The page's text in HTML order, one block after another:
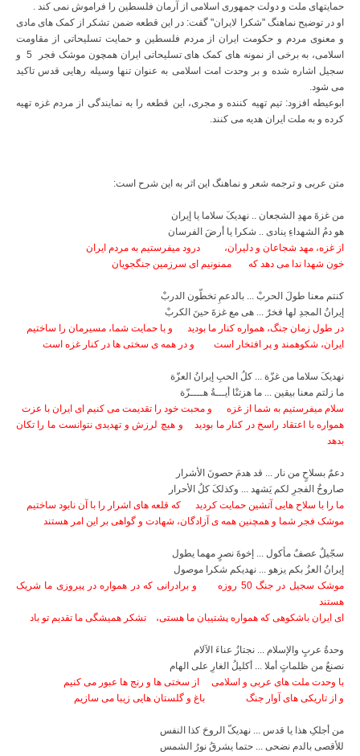
حمایتهای ملت و دولت جمهوری اسلامی از آرمان فلسطین را فراموش نمی کند.
او در توضیح نماهنگ "شکرا لایران" گفت: در این قطعه ضمن تشکر از کمک های مادی
و معنوی مردم و حکومت ایران از مردم فلسطین و حمایت تسلیحاتی از مقاومت
اسلامی، به برخی از نمونه های کمک های تسلیحاتی ایران همچون موشک فجر 5 و
سجیل اشاره شده و بر وحدت امت اسلامی به عنوان تنها وسیله رهایی قدس تاکید
می شود.
ابوعیطه افزود: تیم تهیه کننده و مجری، این قطعه را به نمایندگی از مردم غزه تهیه
کرده و به ملت ایران هدیه می کنند.
متن عربی و ترجمه شعر و نماهنگ این اثر به این شرح است:
من غزةَ مهدِ الشجعان .. نهدیکَ سلاما یا إیران
هو دمُ الشهداءِ ینادی .. شکرا یا أرضَ الفرسان
از غزه، مهد شجاعان و دلیران،
درود میفرستیم به مردم ایران
خون شهدا ندا می دهد که
ممنونیم ای سرزمین جنگجویان
کنتم معنا طولَ الحربْ ... بالدعمِ تخطّون الدربْ
إیرانُ المجدِ لها فخرٌ ... هی مع غزةَ حینَ الکربْ
در طول زمان جنگ، همواره کنار ما بودید
و با حمایت شما، مسیرمان را ساختیم
ایران، شکوهمند و پر افتخار است
و در همه ی سختی ها در کنار غزه است
نهدیکَ سلاما من غزّة ... کلُ الحبِ إیرانُ العزّة
ما زلتم معنا بیقین ... ما هزتنْا أیـــةُ هــــزّة
سلام میفرستیم به شما از غزه
و محبت خود را تقدیمت می کنیم ای ایران با عزت
همواره با اعتقاد راسخ در کنار ما بودید
و هیچ لرزش و تهدیدی نتوانست ما را تکان
بدهد
دعمٌ بسلاحٍ من نار ... قد هدمَ حصونَ الأشرار
صاروخُ الفجرِ لکم یَشهد ... وکذلکَ کلُ الأحرار
ما را با سلاح هایی آتشین حمایت کردید
که قلعه های اشرار را با آن نابود ساختیم
موشک فجر شما و همچنین همه ی آزادگان، شهادت و گواهی بر این امر هستند
سجّیلٌ عصفٌ مأکول ... إخوةَ نصرٍ مهما یطول
إیرانُ العزُ بکم یزهو ... نهدیکم شکرا موصول
موشک سجیل در جنگ 50 روزه
و برادرانی که در همواره در پیروزی ما شریک
هستند
ای ایران باشکوهی که همواره پشتیبان ما هستی،
تشکر همیشگی ما تقدیم تو باد
وحدةُ عربٍ والإسلام ... نجتازُ عناءَ الآلام
نصنعُ من ظلماتٍ أملا ... أکلیلُ الغارِ على الهام
با وحدت ملت های عربی و اسلامی
از سختی ها و رنج ها عبور می کنیم
و از تاریکی های آوار جنگ
باغ و گلستان هایی زیبا می سازیم
من أجلکِ هذا یا قدس ... نهدیکّ الروحَ کذا النفس
للأقصى بالدم نضحی ... حتما یشرقُ نورُ الشمس